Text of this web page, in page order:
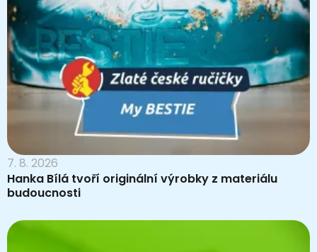
7. 8. 2026
Hanka Bílá tvoří originální výrobky z materiálu
budoucnosti